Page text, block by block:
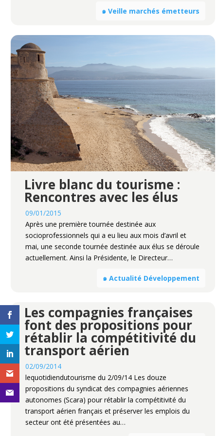
๑ Veille marchés émetteurs
Livre blanc du tourisme :
Rencontres avec les élus
09/01/2015
Après une première tournée destinée aux
socioprofessionnels qui a eu lieu aux mois d’avril et
mai, une seconde tournée destinée aux élus se déroule
actuellement. Ainsi la Présidente, le Directeur…
๑ Actualité Développement
Les compagnies françaises
font des propositions pour
rétablir la compétitivité du
transport aérien
02/09/2014
lequotidiendutourisme du 2/09/14 Les douze
propositions du syndicat des compagnies aériennes
autonomes (Scara) pour rétablir la compétitivité du
transport aérien français et préserver les emplois du
secteur ont été présentées au…